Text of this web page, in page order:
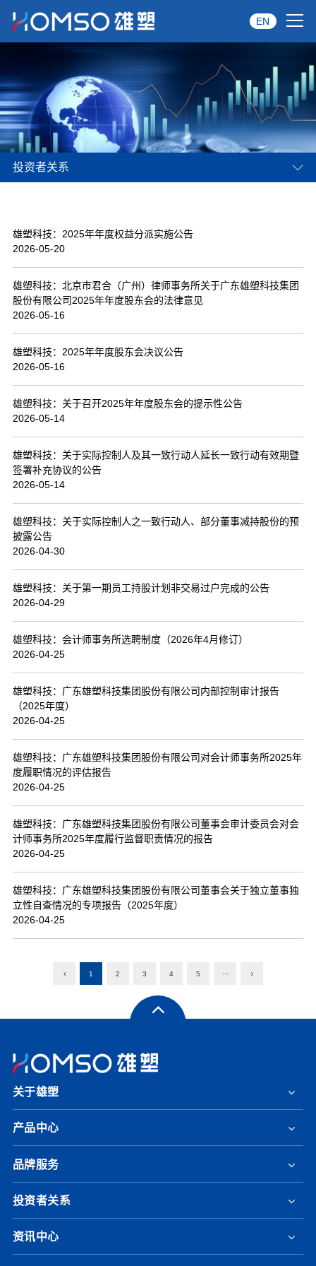
关于雄塑
产品中心
品牌服务
资讯中心
经典案例
联系我们
EN
投资者关系
雄塑科技：2025年年度权益分派实施公告
2026-05-20
雄塑科技：北京市君合（广州）律师事务所关于广东雄塑科技集团
股份有限公司2025年年度股东会的法律意见
2026-05-16
雄塑科技：2025年年度股东会决议公告
2026-05-16
雄塑科技：关于召开2025年年度股东会的提示性公告
2026-05-14
雄塑科技：关于实际控制人及其一致行动人延长一致行动有效期暨
签署补充协议的公告
2026-05-14
雄塑科技：关于实际控制人之一致行动人、部分董事减持股份的预
披露公告
2026-04-30
雄塑科技：关于第一期员工持股计划非交易过户完成的公告
2026-04-29
雄塑科技：会计师事务所选聘制度（2026年4月修订）
2026-04-25
雄塑科技：广东雄塑科技集团股份有限公司内部控制审计报告
（2025年度）
2026-04-25
雄塑科技：广东雄塑科技集团股份有限公司对会计师事务所2025年
度履职情况的评估报告
2026-04-25
雄塑科技：广东雄塑科技集团股份有限公司董事会审计委员会对会
计师事务所2025年度履行监督职责情况的报告
2026-04-25
雄塑科技：广东雄塑科技集团股份有限公司董事会关于独立董事独
立性自查情况的专项报告（2025年度）
2026-04-25
1 2 3 4 5 ···
关于雄塑
产品中心
品牌服务
投资者关系
资讯中心